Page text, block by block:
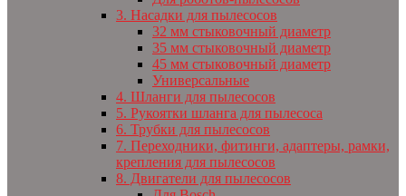
3. Насадки для пылесосов
32 мм стыковочный диаметр
35 мм стыковочный диаметр
45 мм стыковочный диаметр
Универсальные
4. Шланги для пылесосов
5. Рукоятки шланга для пылесоса
6. Трубки для пылесосов
7. Переходники, фитинги, адаптеры, рамки,
крепления для пылесосов
8. Двигатели для пылесосов